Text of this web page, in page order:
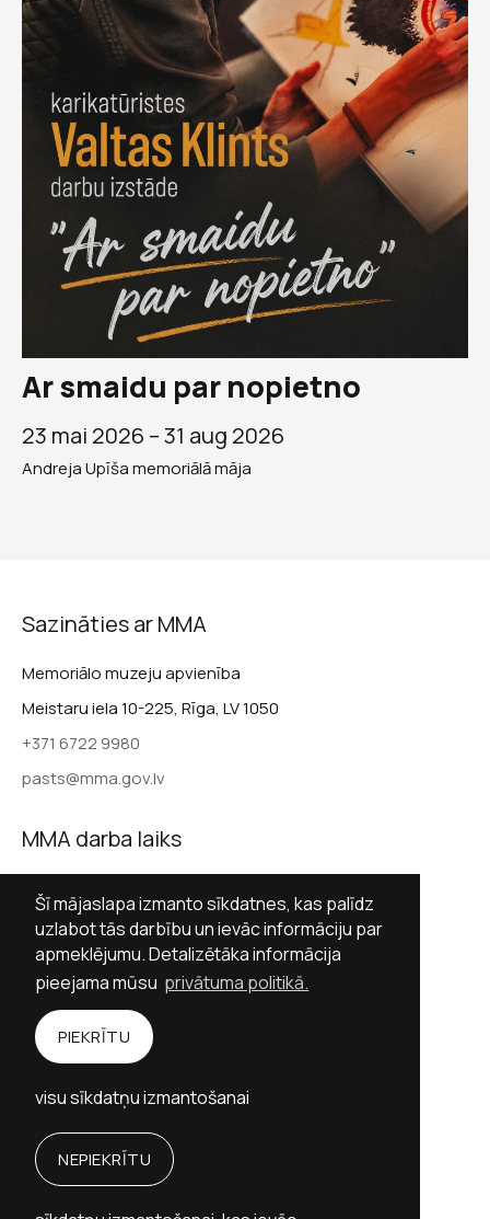
Šī mājaslapa izmanto sīkdatnes, kas palīdz
uzlabot tās darbību un ievāc informāciju par
apmeklējumu. Detalizētāka informācija
pieejama mūsu privātuma politikā.
NEPIEKRĪTU
PIEKRĪTU
visu sīkdatņu izmantošanai
Ar smaidu par nopietno
23 mai 2026 –31 aug 2026
Andreja Upīša memoriālā māja
Sazināties ar MMA
Memoriālo muzeju apvienība
Meistaru iela 10-225, Rīga, LV 1050
+371 6722 9980
pasts@mma.gov.lv
MMA darba laiks
Sestdienās slēgts
Svētdienās slēgts
Sekot MMA
Facebook
YouTube
Personību stāstu vietne izstrādāta ar Valsts
kultūrkapitāla fonda finansiālu atbalstu.